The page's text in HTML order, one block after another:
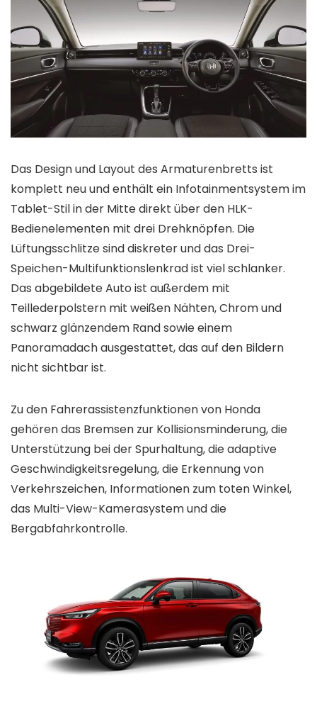
Das Design und Layout des Armaturenbretts ist
komplett neu und enthält ein Infotainmentsystem im
Tablet-Stil in der Mitte direkt über den HLK-
Bedienelementen mit drei Drehknöpfen. Die
Lüftungsschlitze sind diskreter und das Drei-
Speichen-Multifunktionslenkrad ist viel schlanker.
Das abgebildete Auto ist außerdem mit
Teillederpolstern mit weißen Nähten, Chrom und
schwarz glänzendem Rand sowie einem
Panoramadach ausgestattet, das auf den Bildern
nicht sichtbar ist.
Zu den Fahrerassistenzfunktionen von Honda
gehören das Bremsen zur Kollisionsminderung, die
Unterstützung bei der Spurhaltung, die adaptive
Geschwindigkeitsregelung, die Erkennung von
Verkehrszeichen, Informationen zum toten Winkel,
das Multi-View-Kamerasystem und die
Bergabfahrkontrolle.